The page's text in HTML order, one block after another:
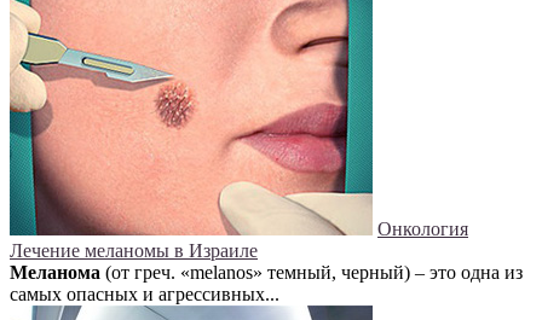
Онкология
Лечение меланомы в Израиле
Меланома (от греч. «melanos» темный, черный) – это одна из
самых опасных и агрессивных...